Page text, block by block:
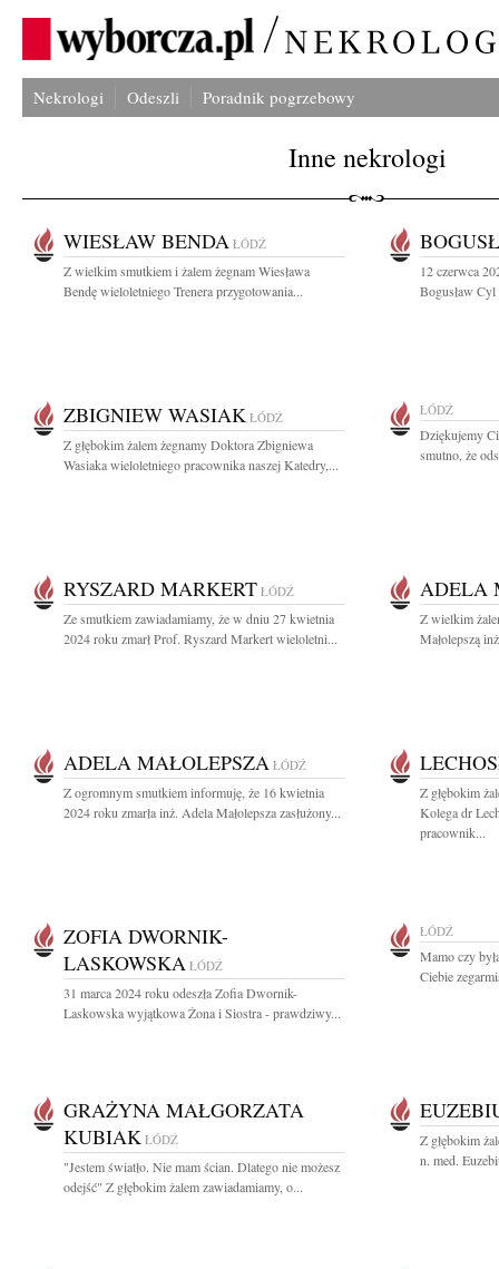
Nekrologi Odeszli Poradnik pogrzebowy
Inne nekrologi
WIESŁAW BENDA ŁÓDŹ
Z wielkim smutkiem i żalem żegnam Wiesława
Bendę wieloletniego Trenera przygotowania...
12 czerwca
Bogusław
ZBIGNIEW WASIAK ŁÓDŹ
Z głębokim żalem żegnamy Doktora Zbigniewa
Wasiaka wieloletniego pracownika naszej Katedry,...
ŁÓDŹ
Dziękujemy
smutno, że
RYSZARD MARKERT ŁÓDŹ
Ze smutkiem zawiadamiamy, że w dniu 27 kwietnia
2024 roku zmarł Prof. Ryszard Markert wieloletni...
ADELA
Z wielkim
Małolepszą
ADELA MAŁOLEPSZA ŁÓDŹ
Z ogromnym smutkiem informuję, że 16 kwietnia
2024 roku zmarła inż. Adela Małolepsza zasłużony...
Z głębokim
Kolega dr
pracownik...
ZOFIA DWORNIK-
LASKOWSKA ŁÓDŹ
31 marca 2024 roku odeszła Zofia Dwornik-
Laskowska wyjątkowa Żona i Siostra - prawdziwy...
ŁÓDŹ
Mamo czy
Ciebie
GRAŻYNA MAŁGORZATA
KUBIAK ŁÓDŹ
"Jestem światło. Nie mam ścian. Dlatego nie możesz
odejść" Z głębokim żalem zawiadamiamy, o...
Z głębokim
n. med.